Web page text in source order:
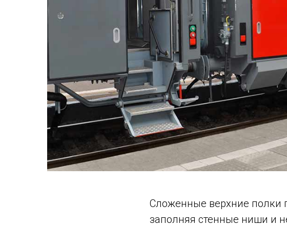
Сложенные верхние полки
заполняя стенные ниши и